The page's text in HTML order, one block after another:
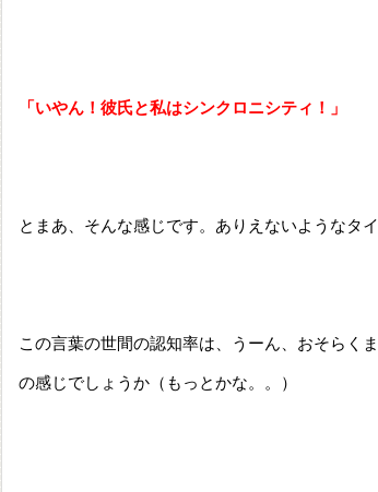
「いやん！彼氏と私はシンクロニシティ！」
とまあ、そんな感じです。ありえないようなタ
この言葉の世間の認知率は、うーん、おそらく
の感じでしょうか（もっとかな。。）